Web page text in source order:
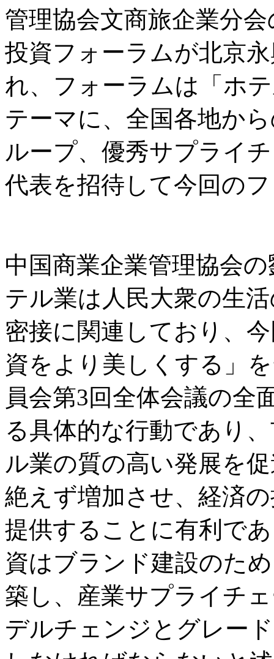
管理協会文商旅企業分
投資フォーラムが北京
れ、フォーラムは「ホ
テーマに、全国各地か
ループ、優秀サプライ
代表を招待して今回の
中国商業企業管理協会
テル業は人民大衆の生
密接に関連しており、
資をより美しくする」
員会第3回全体会議の全
る具体的な行動であり
ル業の質の高い発展を
絶えず増加させ、経済
提供することに有利で
資はブランド建設のた
築し、産業サプライチ
デルチェンジとグレー